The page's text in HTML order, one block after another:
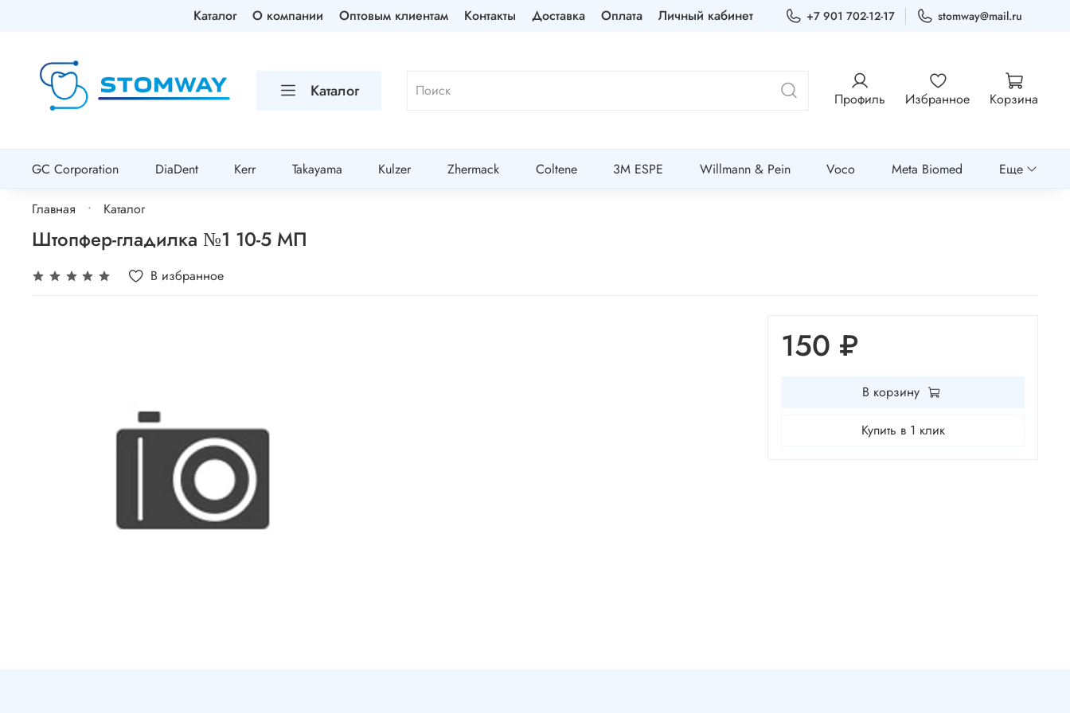
Каталог О компании Оптовым клиентам Контакты Доставка Оплата Личный кабинет +7 901 702-12-17 stomway@mail.ru
Каталог Профиль Избранное Корзина
GC Corporation DiaDent Kerr Takayama Kulzer Zhermack Coltene 3M ESPE Willmann & Pein Voco Meta Biomed Еще
Главная Каталог
Штопфер-гладилка №1 10-5 МП
В избранное
150 ₽
В корзину
Купить в 1 клик